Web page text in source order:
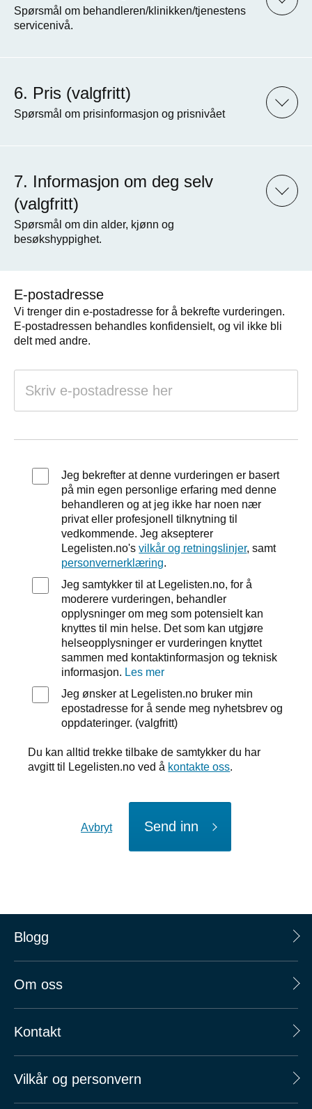
Spørsmål om behandleren/klinikken/tjenestens
servicenivå.
Pris (valgfritt)
Spørsmål om prisinformasjon og prisnivået
Informasjon om deg selv
(valgfritt)
Spørsmål om din alder, kjønn og
besøkshyppighet.
E-postadresse
Vi trenger din e-postadresse for å bekrefte vurderingen.
E-postadressen behandles konfidensielt, og vil ikke bli
delt med andre.
Jeg bekrefter at denne vurderingen er basert
på min egen personlige erfaring med denne
behandleren og at jeg ikke har noen nær
privat eller profesjonell tilknytning til
vedkommende. Jeg aksepterer
Legelisten.no'svilkår og retningslinjer, samt
personvernerklæring.
Jeg samtykker til at Legelisten.no, for å
moderere vurderingen, behandler
opplysninger om meg som potensielt kan
knyttes til min helse. Det som kan utgjøre
helseopplysninger er vurderingen knyttet
sammen med kontaktinformasjon og teknisk
informasjon. Les mer
Jeg ønsker at Legelisten.no bruker min
epostadresse for å sende meg nyhetsbrev og
oppdateringer. (valgfritt)
Du kan alltid trekke tilbake de samtykker du har
avgitt til Legelisten.no ved å kontakte oss.
Avbryt Send inn
Blogg
Om oss
Kontakt
Vilkår og personvern